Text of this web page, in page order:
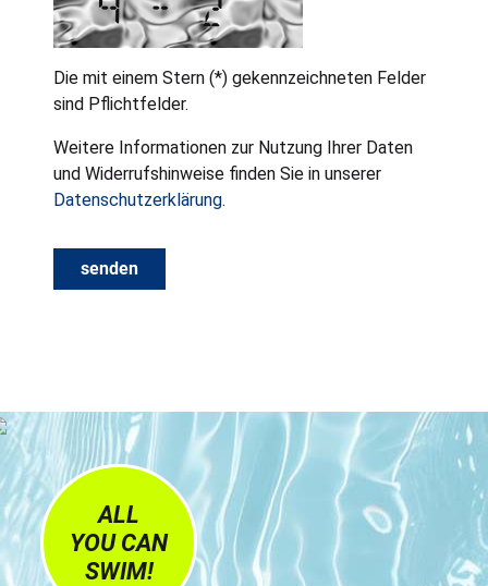
Die mit einem Stern (*) gekennzeichneten Felder
sind Pflichtfelder.
Weitere Informationen zur Nutzung Ihrer Daten
und Widerrufshinweise finden Sie in unserer
Datenschutzerklärung.
ALL
YOU CAN
SWIM!